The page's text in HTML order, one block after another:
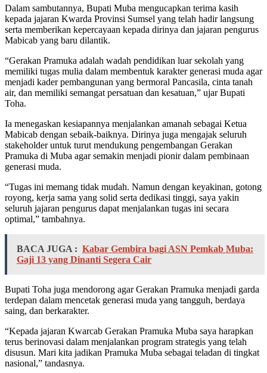
Dalam sambutannya, Bupati Muba mengucapkan terima kasih
kepada jajaran Kwarda Provinsi Sumsel yang telah hadir langsung
serta memberikan kepercayaan kepada dirinya dan jajaran pengurus
Mabicab yang baru dilantik.
“Gerakan Pramuka adalah wadah pendidikan luar sekolah yang
memiliki tugas mulia dalam membentuk karakter generasi muda agar
menjadi kader pembangunan yang bermoral Pancasila, cinta tanah
air, dan memiliki semangat persatuan dan kesatuan,” ujar Bupati
Toha.
Ia menegaskan kesiapannya menjalankan amanah sebagai Ketua
Mabicab dengan sebaik-baiknya. Dirinya juga mengajak seluruh
stakeholder untuk turut mendukung pengembangan Gerakan
Pramuka di Muba agar semakin menjadi pionir dalam pembinaan
generasi muda.
“Tugas ini memang tidak mudah. Namun dengan keyakinan, gotong
royong, kerja sama yang solid serta dedikasi tinggi, saya yakin
seluruh jajaran pengurus dapat menjalankan tugas ini secara
optimal,” tambahnya.
BACA JUGA : Kabar Gembira bagi ASN Pemkab Muba:
Gaji 13 yang Dinanti Segera Cair
Bupati Toha juga mendorong agar Gerakan Pramuka menjadi garda
terdepan dalam mencetak generasi muda yang tangguh, berdaya
saing, dan berkarakter.
“Kepada jajaran Kwarcab Gerakan Pramuka Muba saya harapkan
terus berinovasi dalam menjalankan program strategis yang telah
disusun. Mari kita jadikan Pramuka Muba sebagai teladan di tingkat
nasional,” tandasnya.